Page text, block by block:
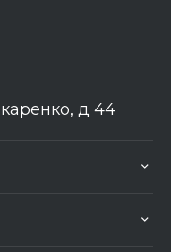
д 44